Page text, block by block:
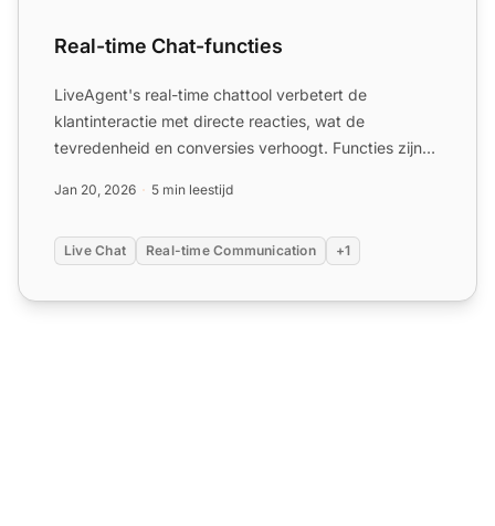
Real-time Chat-functies
LiveAgent's real-time chattool verbetert de
klantinteractie met directe reacties, wat de
tevredenheid en conversies verhoogt. Functies zijn
Jan 20, 2026 5 min leestijd
Live Chat Real-time Communication +1